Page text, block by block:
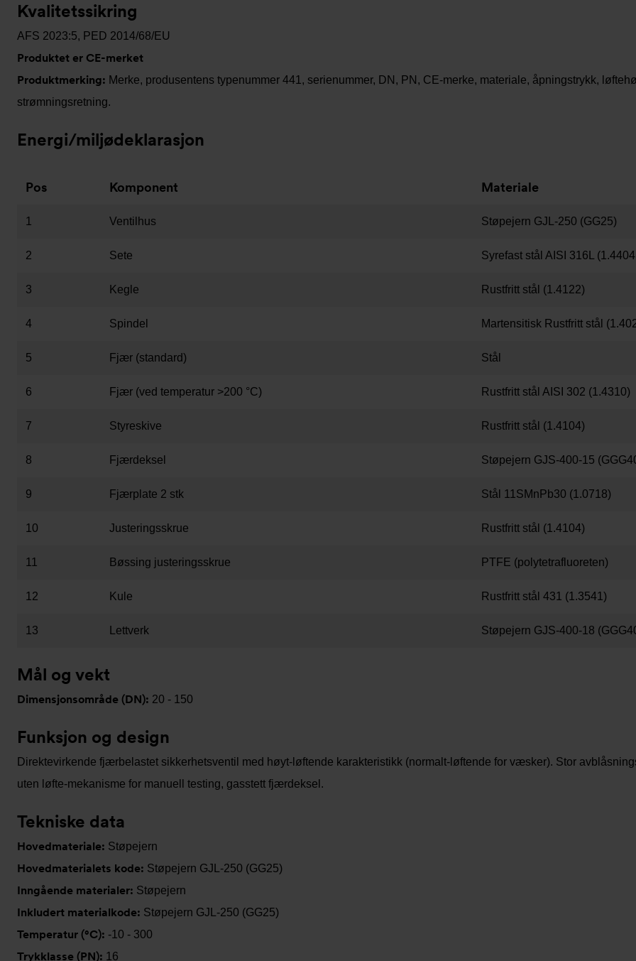
Kvalitetssikring
AFS 2023:5, PED 2014/68/EU
Produktet er CE-merket
Produktmerking: Merke, produsentens typenummer 441, serienummer, DN, PN, CE-merke, materiale, åpningstrykk,
strømningsretning.
Energi/miljødeklarasjon
Pos Komponent Materiale
1 Ventilhus Støpejern GJL-250 (GG25)
2 Sete Syrefast stål AISI 316L
3 Kegle Rustfritt stål (1.4122)
4 Spindel Martensitisk Rustfritt stål
5 Fjær (standard) Stål
6 Fjær (ved temperatur >200 °C) Rustfritt stål AISI 302 (1.4310)
7 Styreskive Rustfritt stål (1.4104)
8 Fjærdeksel Støpejern GJS-400-15
9 Fjærplate 2 stk Stål 11SMnPb30 (1.0718)
10 Justeringsskrue Rustfritt stål (1.4104)
11 Bøssing justeringsskrue PTFE (polytetrafluoreten)
12 Kule Rustfritt stål 431 (1.3541)
13 Lettverk Støpejern GJS-400-18
Mål og vekt
Dimensjonsområde (DN): 20 - 150
Funksjon og design
Direktevirkende fjærbelastet sikkerhetsventil med høyt-løftende karakteristikk (normalt-løftende for væsker). Stor
uten løfte-mekanisme for manuell testing, gasstett fjærdeksel.
Tekniske data
Hovedmateriale: Støpejern
Hovedmaterialets kode: Støpejern GJL-250 (GG25)
Inngående materialer: Støpejern
Inkludert materialkode: Støpejern GJL-250 (GG25)
Temperatur (°C): -10 - 300
Trykklasse (PN): 16